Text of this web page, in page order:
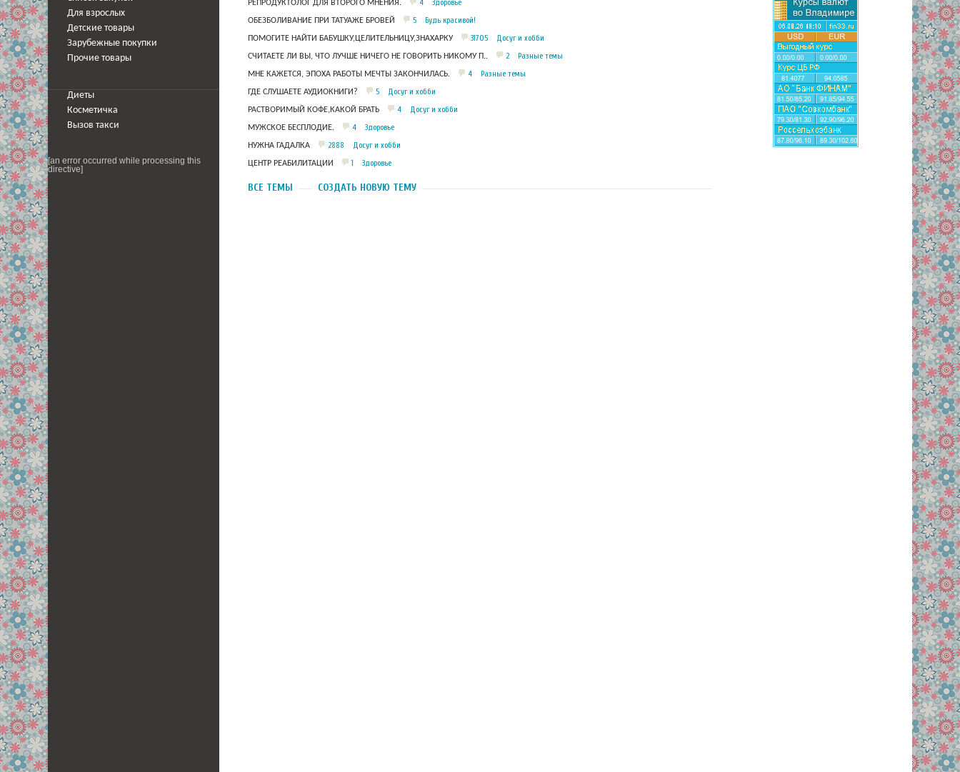
Для взрослых
Детские товары
Зарубежные покупки
Прочие товары
Диеты
Косметичка
Вызов такси
[an error occurred while processing this
directive]
РЕПРОДУКТОЛОГ ДЛЯ ВТОРОГО МНЕНИЯ. 4 Здоровье
ОБЕЗБОЛИВАНИЕ ПРИ ТАТУАЖЕ БРОВЕЙ 5 Будь красивой!
ПОМОГИТЕ НАЙТИ БАБУШКУ,ЦЕЛИТЕЛЬНИЦУ,ЗНАХАРКУ 31705 Досуг и хобби
СЧИТАЕТЕ ЛИ ВЫ, ЧТО ЛУЧШЕ НИЧЕГО НЕ ГОВОРИТЬ НИКОМУ П.. 2 Разные темы
МНЕ КАЖЕТСЯ, ЭПОХА РАБОТЫ МЕЧТЫ ЗАКОНЧИЛАСЬ. 4 Разные темы
ГДЕ СЛУШАЕТЕ АУДИОКНИГИ? 5 Досуг и хобби
РАСТВОРИМЫЙ КОФЕ,КАКОЙ БРАТЬ 4 Досуг и хобби
МУЖСКОЕ БЕСПЛОДИЕ. 4 Здоровье
НУЖНА ГАДАЛКА 2888 Досуг и хобби
ЦЕНТР РЕАБИЛИТАЦИИ 1 Здоровье
ВСЕ ТЕМЫ СОЗДАТЬ НОВУЮ ТЕМУ